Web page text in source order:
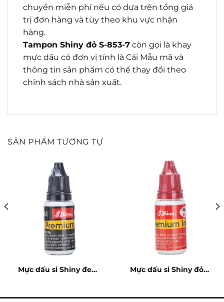
chuyển miễn phí nếu có dựa trên tổng giá
trị đơn hàng và tùy theo khu vực nhận
hàng.
Tampon Shiny đỏ S-853-7 còn gọi là khay
mực dấu có đơn vị tính là Cái Mẫu mã và
thông tin sản phẩm có thể thay đổi theo
chính sách nhà sản xuất.
SẢN PHẨM TƯƠNG TỰ
Mực dấu si Shiny đen
Mực dấu si Shiny đỏ